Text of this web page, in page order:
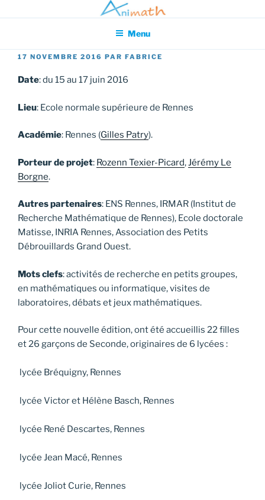
au
principal
Association pour l'Animation en Mathématiques
Menu
PUBLIÉ
17 NOVEMBRE 2016 PAR FABRICE
Date: du 15 au 17 juin 2016
Lieu: Ecole normale supérieure de Rennes
Académie: Rennes (Gilles Patry).
Porteur de projet: Rozenn Texier-Picard,Jérémy Le
Borgne.
Autres partenaires: ENS Rennes, IRMAR (Institut de
Recherche Mathématique de Rennes), Ecole doctorale
Matisse, INRIA Rennes, Association des Petits
Débrouillards Grand Ouest.
Mots clefs: activités de recherche en petits groupes,
en mathématiques ou informatique, visites de
laboratoires, débats et jeux mathématiques.
Pour cette nouvelle édition, ont été accueillis 22 filles
et 26 garçons de Seconde, originaires de 6 lycées :
lycée Bréquigny, Rennes
lycée Victor et Hélène Basch, Rennes
lycée René Descartes, Rennes
lycée Jean Macé, Rennes
lycée Joliot Curie, Rennes